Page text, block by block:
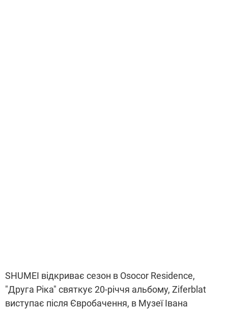
SHUMEI відкриває сезон в Osocor Residence,
"Друга Ріка" святкує 20-річчя альбому, Ziferblat
виступає після Євробачення, в Музеї Івана